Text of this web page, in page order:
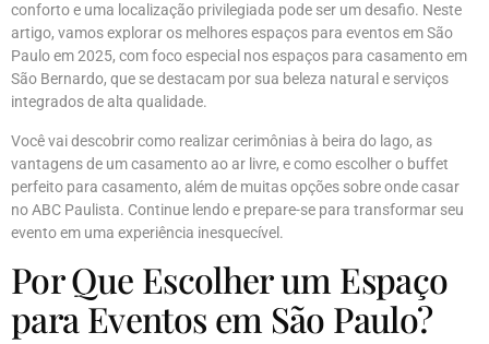
conforto e uma localização privilegiada pode ser um desafio. Neste
artigo, vamos explorar os melhores espaços para eventos em São
Paulo em 2025, com foco especial nos espaços para casamento em
São Bernardo, que se destacam por sua beleza natural e serviços
integrados de alta qualidade.
Você vai descobrir como realizar cerimônias à beira do lago, as
vantagens de um casamento ao ar livre, e como escolher o buffet
perfeito para casamento, além de muitas opções sobre onde casar
no ABC Paulista. Continue lendo e prepare-se para transformar seu
evento em uma experiência inesquecível.
Por Que Escolher um Espaço
para Eventos em São Paulo?